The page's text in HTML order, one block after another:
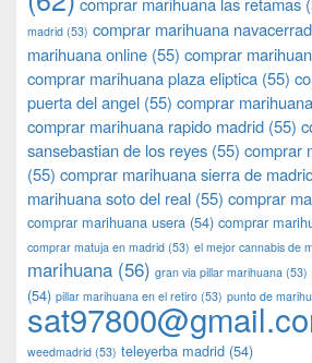
madrid (53) comprar marihuana
marihuana online (55) comprar
comprar marihuana plaza eliptica (55)
puerta del angel (55) comprar
comprar marihuana rapido madrid (55)
sansebastian de los reyes (55) comprar
(55) comprar marihuana sierra de
marihuana soto del real (55) comprar
comprar marihuana usera (54) comprar
comprar matuja en madrid (53) el mejor cannabis de
marihuana (56) gran via pillar marihuana (53)
(54) pillar marihuana en el retiro (53) punto de
weedmadrid (53) teleyerba madrid (54)